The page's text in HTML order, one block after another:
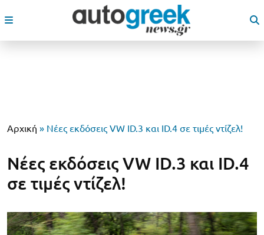
Αρχική » Νέες εκδόσεις VW ID.3 και ID.4 σε τιμές ντίζελ!
Νέες εκδόσεις VW ID.3 και ID.4
σε τιμές ντίζελ!